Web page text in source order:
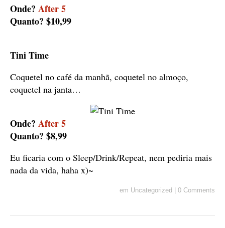
Onde? After 5
Quanto? $10,99
Tini Time
Coquetel no café da manhã, coquetel no almoço,
coquetel na janta…
Onde? After 5
Quanto? $8,99
Eu ficaria com o Sleep/Drink/Repeat, nem pediria mais
nada da vida, haha x)~
em Uncategorized 0 Comments